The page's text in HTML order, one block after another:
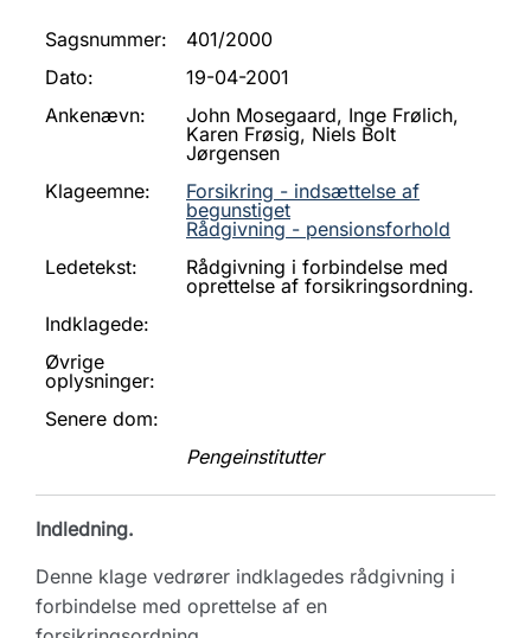
Sagsnummer:
401/2000
Dato:
19-04-2001
Ankenævn:
John Mosegaard, Inge Frølich,
Karen Frøsig, Niels Bolt
Jørgensen
Klageemne:
Forsikring - indsættelse af
begunstiget
Rådgivning - pensionsforhold
Ledetekst:
Rådgivning i forbindelse med
oprettelse af forsikringsordning.
Indklagede:
Øvrige
oplysninger:
Senere dom:
Pengeinstitutter
Indledning.
Denne klage vedrører indklagedes rådgivning i
forbindelse med oprettelse af en